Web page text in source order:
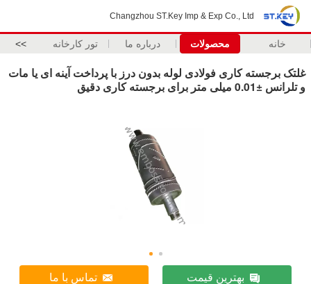
Changzhou ST.Key Imp & Exp Co., Ltd
خانه محصولات درباره ما تور کارخانه >>
غلتک برجسته کاری فولادی لوله بدون درز با پرداخت آینه ای یا مات
و تلرانس ±0.01 میلی متر برای برجسته کاری دقیق
بهترین قیمت تماس با ما